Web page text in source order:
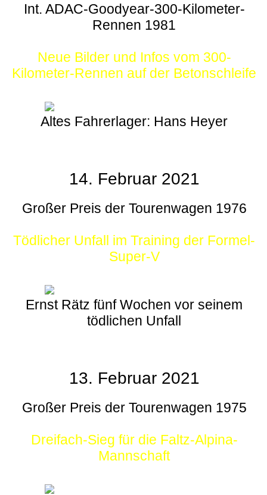
Int. ADAC-Goodyear-300-Kilometer-
Rennen 1981
Neue Bilder und Infos vom 300-
Kilometer-Rennen auf der Betonschleife
Altes Fahrerlager: Hans Heyer
14. Februar 2021
Großer Preis der Tourenwagen 1976
Tödlicher Unfall im Training der Formel-
Super-V
Ernst Rätz fünf Wochen vor seinem
tödlichen Unfall
13. Februar 2021
Großer Preis der Tourenwagen 1975
Dreifach-Sieg für die Faltz-Alpina-
Mannschaft